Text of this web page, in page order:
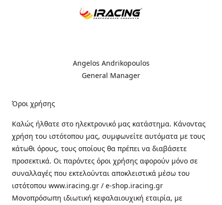
Angelos Andrikopoulos
General Manager
Όροι χρήσης
Καλώς ήλθατε στo ηλεκτρονικό μας κατάστημα. Κάνοντας
χρήση του ιστότοπου μας, συμφωνείτε αυτόματα με τους
κάτωθι όρους, τους οποίους θα πρέπει να διαβάσετε
προσεκτικά. Οι παρόντες όροι χρήσης αφορούν μόνο σε
συναλλαγές που εκτελούνται αποκλειστικά μέσω του
ιστότοπου www.iracing.gr / e-shop.iracing.gr
Μονοπρόσωπη ιδιωτική κεφαλαιουχική εταιρία, με